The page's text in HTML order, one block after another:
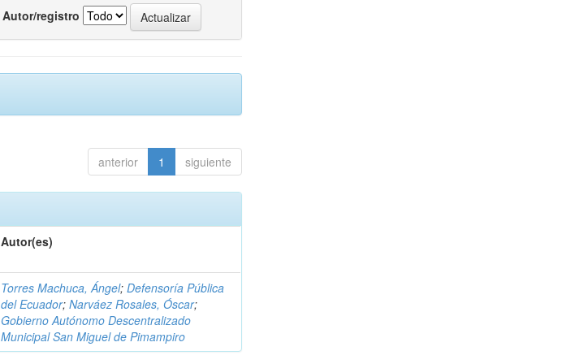
Autor/registro
anterior 1 siguiente
Autor(es)
Torres Machuca, Ángel;Defensoría Pública
del Ecuador;Narváez Rosales, Óscar;
Gobierno Autónomo Descentralizado
Municipal San Miguel de Pimampiro